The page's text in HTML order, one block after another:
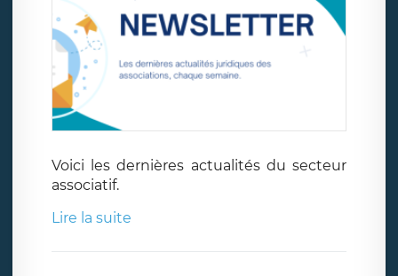
Voici les dernières actualités du secteur
associatif.
Lire la suite